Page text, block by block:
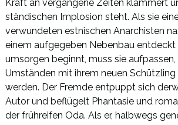
Kraft an vergangene Zeiten klammert
ständischen Implosion steht. Als sie
verwundeten estnischen Anarchisten
einem aufgegeben Nebenbau entdeckt
umsorgen beginnt, muss sie aufpassen,
Umständen mit ihrem neuen
werden. Der Fremde entpuppt sich
Autor und beflügelt Phantasie und
der frühreifen Oda. Als er, halbwegs